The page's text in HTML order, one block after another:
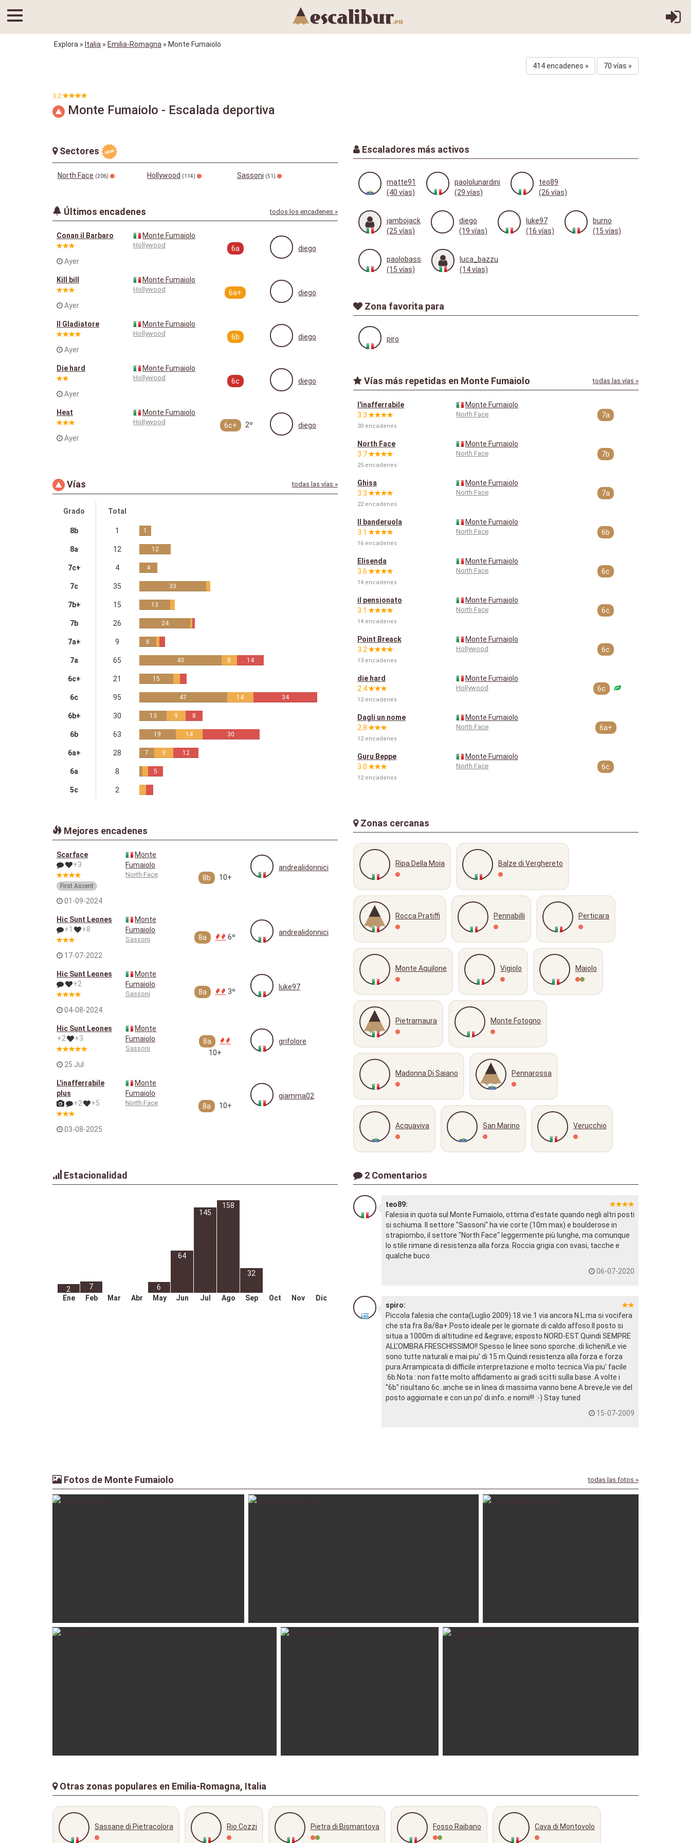
Explora » Italia » Emilia-Romagna » Monte Fumaiolo
414 encadenes » 70 vías »
3.2
Monte Fumaiolo - Escalada deportiva
Sectores
North Face (206) Hollywood (114) Sassoni (51)
Últimos encadenes todos los encadenes »
Conan il Barbaro
Ayer
Monte Fumaiolo
Hollywood 6a diego
Kill bill
Ayer
Monte Fumaiolo
Hollywood 6a+ diego
Il Gladiatore
Ayer
Monte Fumaiolo
Hollywood 6b diego
Die hard
Ayer
Monte Fumaiolo
Hollywood 6c diego
Heat
Ayer
Monte Fumaiolo
Hollywood 6c+ 2º diego
Vías todas las vías »
Grado Total
8b 1 1
8a 12 12
7c+ 4 4
7c 35 33
7b+ 15 13
7b 26 24
7a+ 9 6
7a 65 43 8 14
6c+ 21 15
6c 95 47 14 34
6b+ 30 13 9 8
6b 63 19 14 30
6a+ 28 7 9 12
6a 8 5
5c 2
Mejores encadenes
Scarface
+3
First Ascent
01-09-2024
Monte
Fumaiolo
North Face 8b 10+
andrealidonnici
Hic Sunt Leones
+1
+8
17-07-2022
Monte
Fumaiolo
Sassoni 8a 6º
andrealidonnici
Hic Sunt Leones
+2
04-08-2024
Monte
Fumaiolo
Sassoni 8a 3º
luke97
Hic Sunt Leones
+2
+3
25 Jul
Monte
Fumaiolo
Sassoni
8a
10+
grifolore
L'inafferrabile
plus
+2
+5
03-08-2025
Monte
Fumaiolo
North Face 8a 10+
giamma02
Escaladores más activos
matte91
(40 vías)
paololunardini
(29 vías)
teo89
(26 vías)
jambojack
(25 vías)
diego
(19 vías)
luke97
(16 vías)
burno
(15 vías)
paolobass
(15 vías)
luca_bazzu
(14 vías)
Zona favorita para
piro
Vías más repetidas en Monte Fumaiolo todas las vías »
l'inafferrabile
3.3
30 encadenes
Monte Fumaiolo
North Face 7a
North Face
3.7
25 encadenes
Monte Fumaiolo
North Face 7b
Ghisa
3.3
22 encadenes
Monte Fumaiolo
North Face 7a
Il banderuola
3.1
16 encadenes
Monte Fumaiolo
North Face 6b
Elisenda
3.6
14 encadenes
Monte Fumaiolo
North Face 6c
il pensionato
3.1
14 encadenes
Monte Fumaiolo
North Face 6c
Point Breack
3.2
13 encadenes
Monte Fumaiolo
Hollywood 6c
die hard
2.4
12 encadenes
Monte Fumaiolo
Hollywood 6c
Dagli un nome
2.8
12 encadenes
Monte Fumaiolo
North Face 6a+
Guru Beppe
3.0
12 encadenes
Monte Fumaiolo
North Face 6c
Zonas cercanas
Ripa Della Moia Balze di Verghereto
Rocca Pratiffi Pennabilli Perticara
Monte Aquilone Vigiolo Maiolo
Pietramaura Monte Fotogno
Madonna Di Saiano Pennarossa
Acquaviva San Marino Verucchio
Estacionalidad
2 7 6
64
145
158
32
Ene Feb Mar Abr May Jun Jul Ago Sep Oct Nov Dic
2 Comentarios
teo89:
Falesia in quota sul Monte Fumaiolo, ottima d'estate quando negli altri posti
si schiuma. Il settore "Sassoni" ha vie corte (10m max) e boulderose in
strapiombo, il settore "North Face" leggermente più lunghe, ma comunque
lo stile rimane di resistenza alla forza. Roccia grigia con svasi, tacche e
qualche buco.
06-07-2020
spiro:
Piccola falesia che conta(Luglio 2009) 18 vie.1 via ancora N.L.ma si vocifera
che sta fra 8a/8a+.Posto ideale per le giornate di caldo affoso.Il posto si
situa a 1000m di altitudine ed &egrave; esposto NORD-EST.Quindi SEMPRE
ALL'OMBRA.FRESCHISSIMO!! Spesso le linee sono sporche..di licheni!Le vie
sono tutte naturali e mai piu' di 15 m.Quindi resistenza alla forza e forza
pura.Arrampicata di difficile interpretazione e molto tecnica.Via piu' facile
:6b.Nota : non fatte molto affidamento ai gradi scitti sulla base..A volte i
"6b" risultano 6c..anche se in linea di massima vanno bene.A breve,le vie del
posto aggiornate e con un po' di info..e nomi!!! :-) Stay tuned
15-07-2009
Fotos de Monte Fumaiolo todas las fotos »
erikaseb 20-07-2025
Otras zonas populares en Emilia-Romagna, Italia
Sassane di Pietracolora Rio Cozzi Pietra di Bismantova Fosso Raibano Cava di Montovolo